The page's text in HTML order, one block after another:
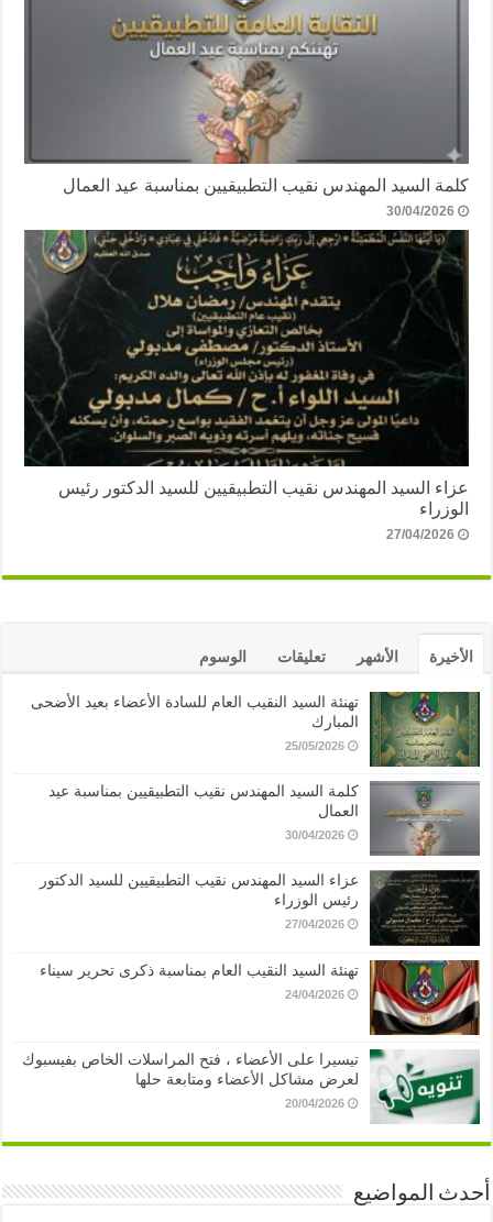
كلمة السيد المهندس نقيب التطبيقيين بمناسبة عيد العمال
30/04/2026
عزاء السيد المهندس نقيب التطبيقيين للسيد الدكتور رئيس
الوزراء
27/04/2026
الأخيرة الأشهر تعليقات الوسوم
تهنئة السيد النقيب العام للسادة الأعضاء بعيد الأضحى
المبارك
25/05/2026
كلمة السيد المهندس نقيب التطبيقيين بمناسبة عيد
العمال
30/04/2026
عزاء السيد المهندس نقيب التطبيقيين للسيد الدكتور
رئيس الوزراء
27/04/2026
تهنئة السيد النقيب العام بمناسبة ذكرى تحرير سيناء
24/04/2026
تيسيرا على الأعضاء ، فتح المراسلات الخاص بفيسبوك
لعرض مشاكل الأعضاء ومتابعة حلها
20/04/2026
أحدث المواضيع